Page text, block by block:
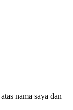
nama saya dan